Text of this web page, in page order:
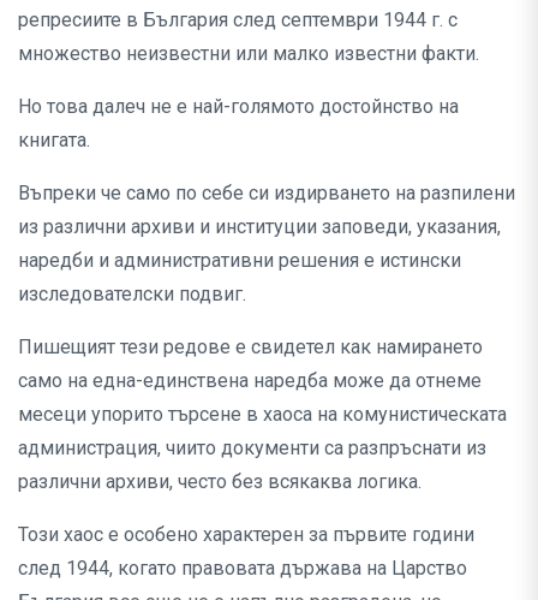
репресиите в България след септември 1944 г. с
множество неизвестни или малко известни факти.
Но това далеч не е най-голямото достойнство на
книгата.
Въпреки че само по себе си издирването на разпилени
из различни архиви и институции заповеди, указания,
наредби и административни решения е истински
изследователски подвиг.
Пишещият тези редове е свидетел как намирането
само на една-единствена наредба може да отнеме
месеци упорито търсене в хаоса на комунистическата
администрация, чиито документи са разпръснати из
различни архиви, често без всякаква логика.
Този хаос е особено характерен за първите години
след 1944, когато правовата държава на Царство